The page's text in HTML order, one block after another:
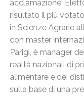
acclamazione.
risultato il più
in Scienze Agrarie
con master inter
Parigi, è manager
realtà nazionali di
alimentare e dei
sulla base di una